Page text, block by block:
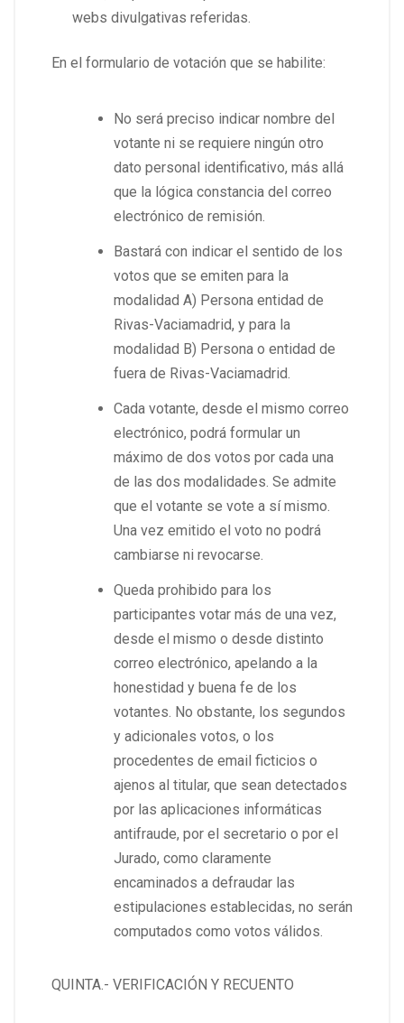
webs divulgativas referidas.
En el formulario de votación que se habilite:
No será preciso indicar nombre del
votante ni se requiere ningún otro
dato personal identificativo, más allá
que la lógica constancia del correo
electrónico de remisión.
Bastará con indicar el sentido de los
votos que se emiten para la
modalidad A) Persona entidad de
Rivas-Vaciamadrid, y para la
modalidad B) Persona o entidad de
fuera de Rivas-Vaciamadrid.
Cada votante, desde el mismo correo
electrónico, podrá formular un
máximo de dos votos por cada una
de las dos modalidades. Se admite
que el votante se vote a sí mismo.
Una vez emitido el voto no podrá
cambiarse ni revocarse.
Queda prohibido para los
participantes votar más de una vez,
desde el mismo o desde distinto
correo electrónico, apelando a la
honestidad y buena fe de los
votantes. No obstante, los segundos
y adicionales votos, o los
procedentes de email ficticios o
ajenos al titular, que sean detectados
por las aplicaciones informáticas
antifraude, por el secretario o por el
Jurado, como claramente
encaminados a defraudar las
estipulaciones establecidas, no serán
computados como votos válidos.
QUINTA.- VERIFICACIÓN Y RECUENTO